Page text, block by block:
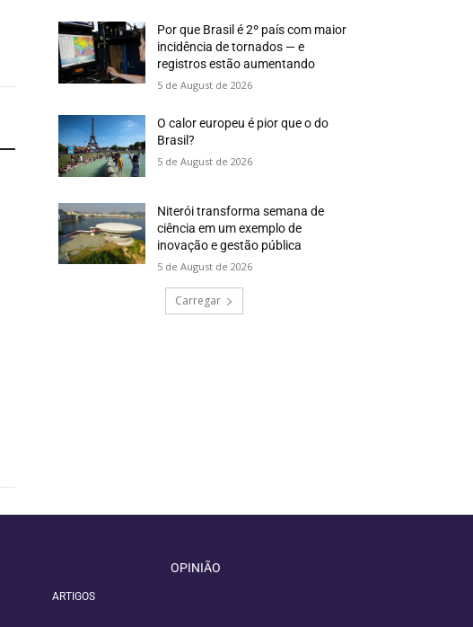
Por que Brasil é 2º país com maior
incidência de tornados — e
registros estão aumentando
5 de August de 2026
O calor europeu é pior que o do
Brasil?
5 de August de 2026
Niterói transforma semana de
ciência em um exemplo de
inovação e gestão pública
5 de August de 2026
Carregar
OPINIÃO
ARTIGOS